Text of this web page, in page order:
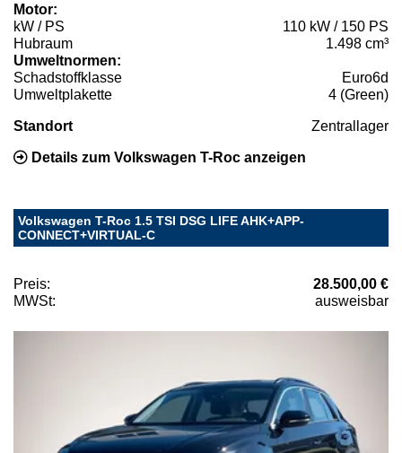
Motor:
kW / PS
110 kW / 150 PS
Hubraum
1.498 cm³
Umweltnormen:
Schadstoffklasse
Euro6d
Umweltplakette
4 (Green)
Standort Zentrallager
Details zum Volkswagen T-Roc anzeigen
Volkswagen T-Roc 1.5 TSI DSG LIFE AHK+APP-
CONNECT+VIRTUAL-C
Preis:
28.500,00 €
MWSt:
ausweisbar